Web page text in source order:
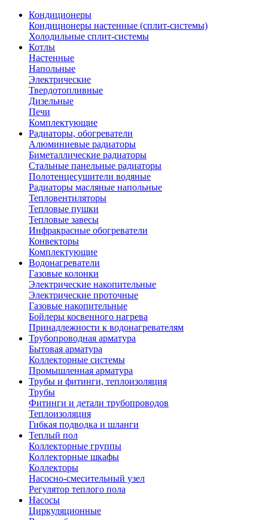
Кондиционеры
Кондиционеры настенные (сплит-системы)
Холодильные сплит-системы
Котлы
Настенные
Напольные
Электрические
Твердотопливные
Дизельные
Печи
Комплектующие
Радиаторы, обогреватели
Алюминиевые радиаторы
Биметаллические радиаторы
Стальные панельные радиаторы
Полотенцесушители водяные
Радиаторы масляные напольные
Тепловентиляторы
Тепловые пушки
Тепловые завесы
Инфракрасные обогреватели
Конвекторы
Комплектующие
Водонагреватели
Газовые колонки
Электрические накопительные
Электрические проточные
Газовые накопительные
Бойлеры косвенного нагрева
Принадлежности к водонагревателям
Трубопроводная арматура
Бытовая арматура
Коллекторные системы
Промышленная арматура
Трубы и фитинги, теплоизоляция
Трубы
Фитинги и детали трубопроводов
Теплоизоляция
Гибкая подводка и шланги
Теплый пол
Коллекторные группы
Коллекторные шкафы
Коллекторы
Насосно-смесительный узел
Регулятор теплого пола
Насосы
Циркуляционные